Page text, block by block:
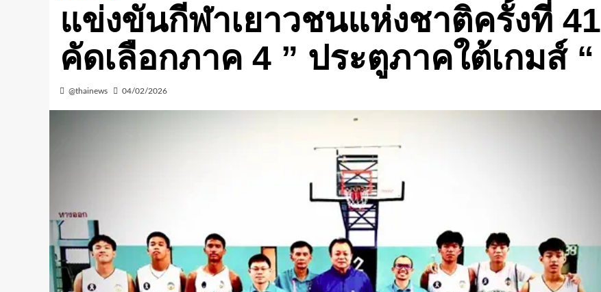
แข่งขันกีฬาเยาวชนแห่งชาติครั้งที่ 41
คัดเลือกภาค 4 ” ประตูภาคใต้เกมส์ “
@thainews 04/02/2026